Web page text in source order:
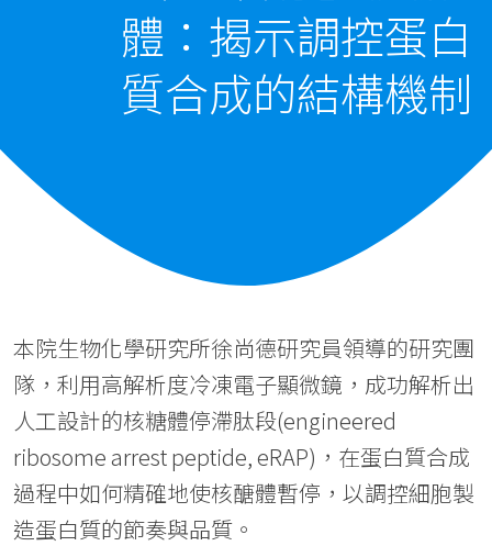
體：揭示調控蛋白
質合成的結構機制
本院生物化學研究所徐尚德研究員領導的研究團
隊，利用高解析度冷凍電子顯微鏡，成功解析出
人工設計的核糖體停滯肽段(engineered
ribosome arrest peptide, eRAP)，在蛋白質合成
過程中如何精確地使核醣體暫停，以調控細胞製
造蛋白質的節奏與品質。